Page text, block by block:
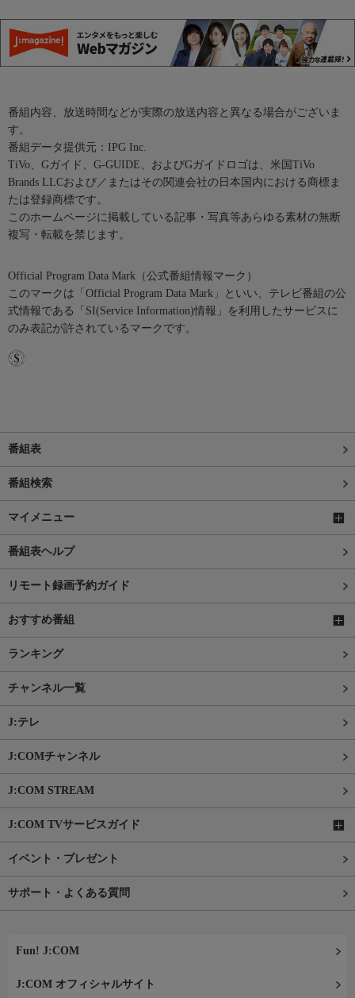
番組内容、放送時間などが実際の放送内容と異なる場合がございま
す。
番組データ提供元：IPG Inc.
TiVo、Gガイド、G-GUIDE、およびGガイドロゴは、米国TiVo
Brands LLCおよび／またはその関連会社の日本国内における商標ま
たは登録商標です。
このホームページに掲載している記事・写真等あらゆる素材の無断
複写・転載を禁じます。
Official Program Data Mark（公式番組情報マーク）
このマークは「Official Program Data Mark」といい、テレビ番組の公
式情報である「SI(Service Information)情報」を利用したサービスに
のみ表記が許されているマークです。
番組表
番組検索
マイメニュー
番組表ヘルプ
リモート録画予約ガイド
おすすめ番組
ランキング
チャンネル一覧
J:テレ
J:COMチャンネル
J:COM STREAM
J:COM TVサービスガイド
イベント・プレゼント
サポート・よくある質問
Fun! J:COM
J:COM オフィシャルサイト